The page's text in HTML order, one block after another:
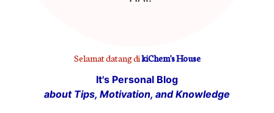
Selamat datang dikiChem's House
It's Personal Blog
about Tips, Motivation, and Knowledge